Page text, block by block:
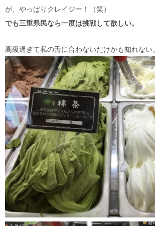
が、やっぱりクレイジー！（笑）
でも三重県民なら一度は挑戦して欲しい。
高級過ぎて私の舌に合わないだけかも知れない。